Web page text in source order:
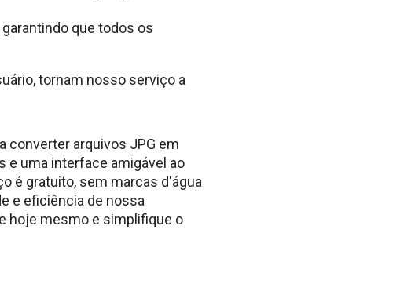
que todos os
tornam nosso serviço a
converter arquivos JPG em
e uma interface amigável ao
é gratuito, sem marcas d'água
e eficiência de nossa
hoje mesmo e simplifique o